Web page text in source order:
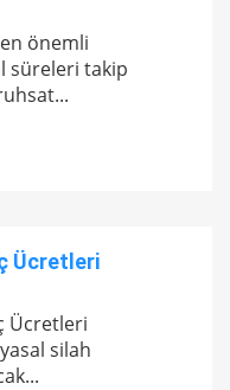
önemli
süreleri takip
Ücretleri
Ücretleri
silah